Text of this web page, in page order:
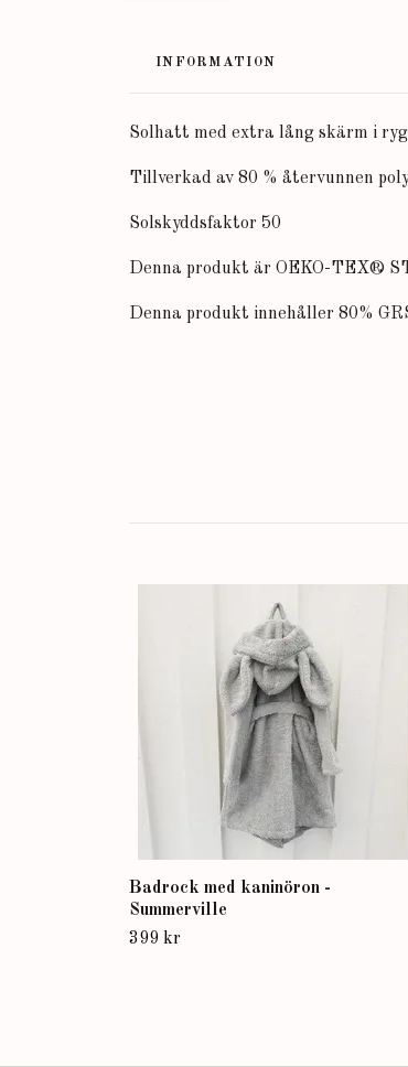
INFORMATION
Solhatt med extra lång skärm i
Tillverkad av 80 % återvunnen
Solskyddsfaktor 50
Denna produkt är OEKO-TEX®
Denna produkt innehåller 80%
Badrock med kaninöron -
Summerville
399 kr